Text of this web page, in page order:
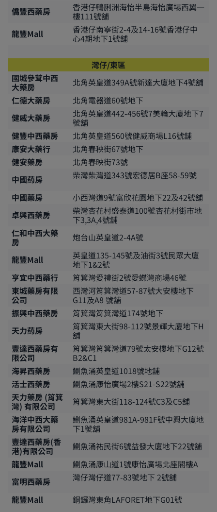
僑豐西藥房
香港仔鴨脷洲海怡半島海怡廣場西翼一
樓111號舖
龍豐Mall
香港仔南寧街2-4及14-16號香港仔中
心4期地下1號舖
灣仔/東區
國城參茸中西
大藥房
北角英皇道349A號新達大廈地下4號舖
仁德大藥房
北角電器道60號地下
健威大藥房
北角英皇道442-456號7美輪大廈地下7
號舖
健豐中西藥房
北角英皇道560號健威商場L16號舖
康安大藥行
北角春秧街67號地下
健安藥房
北角春映街73號
中國葯房
柴灣柴灣道343號宏德居B座58-59號
中國藥房
小西灣道9號富欣花園地下22及42號舖
卓興西藥房
柴灣杏花村盛泰道100號杏花村街市地
下3,3A,4號舖
仁和中西大藥
房
炮台山英皇道2-4A號
龍豐Mall
英皇道135-145號及油街3號民眾大廈
地下1&2號
亨宜中西藥行
筲箕灣愛禮街2號愛蝶灣商場46號
東城藥房有限
公司
西灣河筲箕灣道57-87號大安樓地下
G11及A8 號舖
振興中西藥房
筲箕灣筲箕灣道174號地下
天力葯房
筲箕灣東大街98-112號景輝大廈地下H
舖
豐達西藥房有
限公司
筲箕灣筲箕灣道79號太安樓地下G12號
B2&C1
海昇西藥房
鰂魚涌英皇道1018號地舖
活士西藥房
鰂魚涌康怡廣場2樓S21-S22號舖
天力藥房 (筲箕
灣) 有限公司
筲箕灣東大街118-124號C3及C5舖
海洋中西大藥
房有限公司
鰂魚涌英皇道981A-981F號中興大廈地
下1號舖
豐達西藥房(香
港)有限公司
鰂魚涌祐民街6號益發大廈地下22號舖
龍豐Mall
鰂魚涌康山道1號康怡廣場北座閣樓A
富明西藥房
灣仔灣仔道77-83號地下 2號舖
龍豐Mall
銅鑼灣東角LAFORET地下G01號